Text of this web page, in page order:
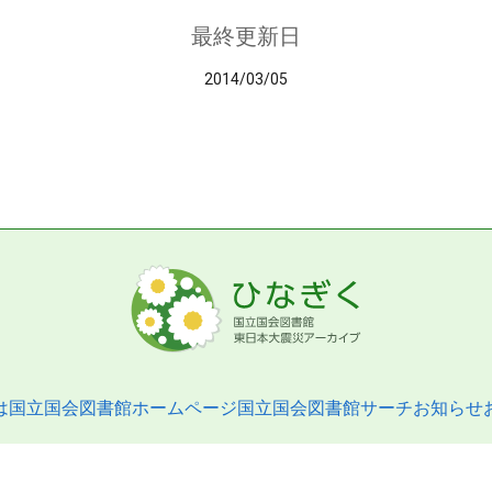
最終更新日
2014/03/05
国立国会図書館ホームページ国立国会図書館サーチお知らせ